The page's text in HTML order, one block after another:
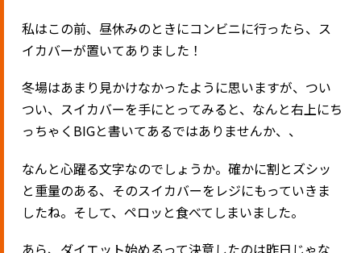
私はこの前、昼休みのときにコンビニに行ったら、ス
イカバーが置いてありました！
冬場はあまり見かけなかったように思いますが、つい
つい、スイカバーを手にとってみると、なんと右上にち
っちゃくBIGと書いてあるではありませんか、、
なんと心躍る文字なのでしょうか。確かに割とズシッ
と重量のある、そのスイカバーをレジにもっていきま
したね。そして、ペロッと食べてしまいました。
あら、ダイエット始めるって決意したのは昨日じゃな